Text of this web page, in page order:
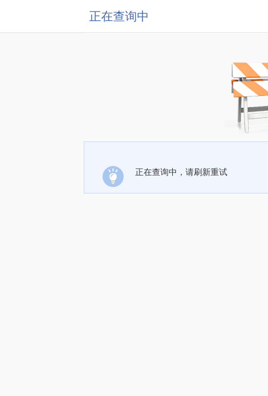
正在查询中
正在查询中，请刷新重试